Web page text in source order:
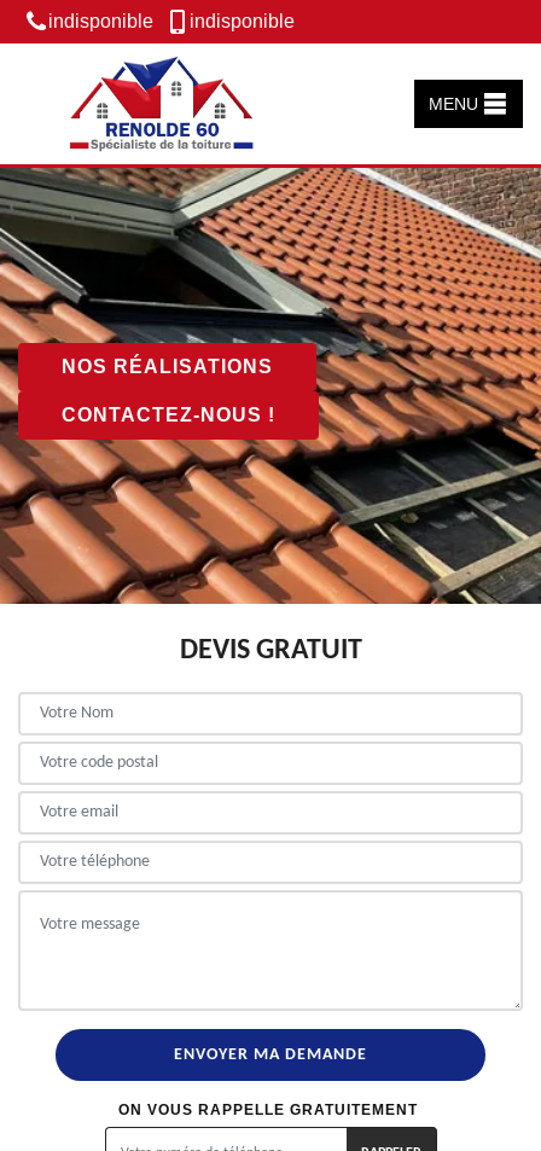
indisponible indisponible
MENU
NOS RÉALISATIONS
CONTACTEZ-NOUS !
DEVIS GRATUIT
ON VOUS RAPPELLE GRATUITEMENT